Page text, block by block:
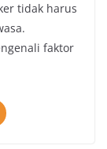
tidak harus
faktor